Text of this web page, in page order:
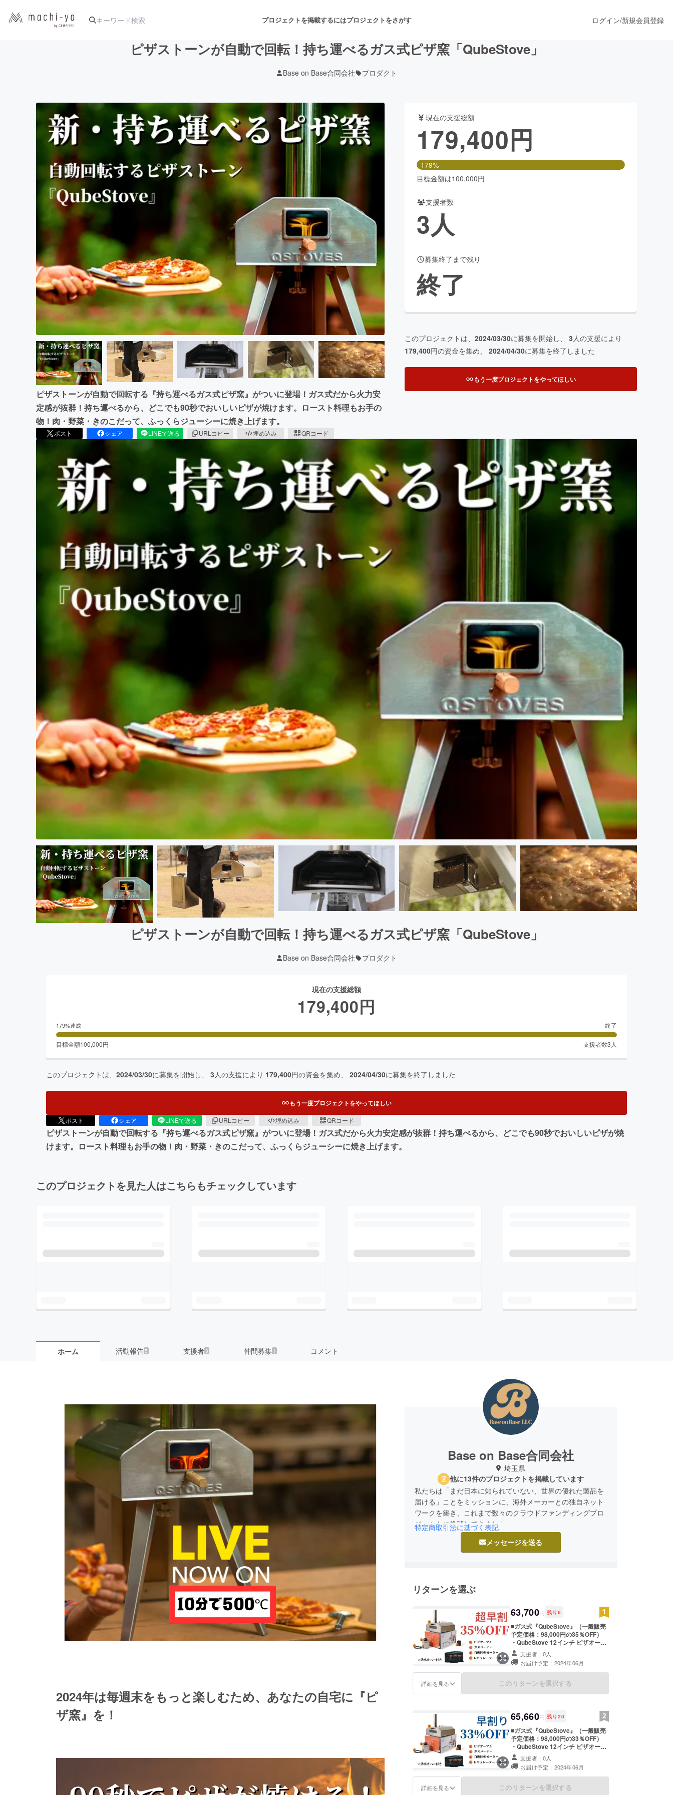
プロジェクトを掲載するにはプロジェクトをさがす
アート・写真 音楽 舞台・パフォーマンス
フード・飲食店 ファッション
映像・映画 書籍・雑誌出版
ビジネス・起業 チャレンジ ビューティー・ヘルスケア
まちづくり・地域活性化
CAMPFIRE for Social GoodCAMPFIRE Creation
CAMPFIREふるさと納税machi-ya コミュニティ
ログイン/新規会員登録
ピザストーンが自動で回転！持ち運べるガス式ピザ窯「QubeStove」
Base on Base合同会社 プロダクト
ピザストーンが自動で回転する『持ち運べるガス式ピザ窯』がついに登場！ガス式だから火力安
定感が抜群！持ち運べるから、どこでも90秒でおいしいピザが焼けます。ロースト料理もお手の
物！肉・野菜・きのこだって、ふっくらジューシーに焼き上げます。
ポスト シェア LINEで送る URLコピー 埋め込み QRコード
現在の支援総額
179,400円
179%
目標金額は100,000円
支援者数
3人
募集終了まで残り
終了
このプロジェクトは、 2024/03/30に募集を開始し、 3人の支援により
179,400円の資金を集め、 2024/04/30に募集を終了しました
もう一度プロジェクトをやってほしい
ピザストーンが自動で回転！持ち運べるガス式ピザ窯「QubeStove」
Base on Base合同会社 プロダクト
現在の支援総額
179,400円
179%達成 終了
目標金額100,000円 支援者数3 人
このプロジェクトは、 2024/03/30に募集を開始し、 3人の支援により 179,400円の資金を集め、 2024/04/30に募集を終了しました
もう一度プロジェクトをやってほしい
ポスト シェア LINEで送る URLコピー 埋め込み QRコード
ピザストーンが自動で回転する『持ち運べるガス式ピザ窯』がついに登場！ガス式だから火力安定感が抜群！持ち運べるから、どこでも90秒でおいしいピザが焼
けます。ロースト料理もお手の物！肉・野菜・きのこだって、ふっくらジューシーに焼き上げます。
このプロジェクトを見た人はこちらもチェックしています
ホーム 活動報告5 支援者3 仲間募集 1 コメント
2024年は毎週末をもっと楽しむため、あなたの自宅に 『ピ
ザ窯』を！
Base on Base合同会社
埼玉県
他に13件のプロジェクトを掲載しています
私たちは「まだ日本に知られていない、世界の優れた製品を
届ける」ことをミッションに、海外メーカーとの独自ネット
ワークを築き、これまで数々のクラウドファンディングプロ
ジェクトに挑戦してきました。
これまでに手がけたプロジェクトでは、累計1億円以上の支
実際に使い込み、「これは本当に便利だ」と実感できたもの
だけを日本に紹介しています。
「使った人の毎日が変わる」体験を届けたい。
そんな想いで、ひとつひとつのプロジェクトに取り組んでい
応援してくださる皆さまとのご縁を、心から楽しみにしてい
特定商取引法に基づく表記
メッセージを送る
リターンを選ぶ
63,700円 残り 6
■ガス式『QubeStove』（一般販売
予定価格：98,000円の35％OFF）
・QubeStove 12インチ ピザオーブ
ン ・QubeStoveガスバーナー ・自
動回転モーター ・ガスレギュレー
ター、ホース ・持ち運び用防水カ
バー ・QubeStoveマニュアル ※燃料
のガスはリターンに含まれませんの
料込みの価格です。
支援者：0人
お届け予定：2024年06月
詳細を見る このリターンを選択する
65,660円 残り 20
■ガス式『QubeStove』（一般販売
予定価格：98,000円の33％OFF）
・QubeStove 12インチ ピザオーブ
ン ・QubeStoveガスバーナー ・自
動回転モーター ・ガスレギュレー
ター、ホース ・持ち運び用防水カ
バー ・QubeStoveマニュアル ※燃料
のガスはリターンに含まれませんの
支援者：0人
お届け予定：2024年06月
詳細を見る このリターンを選択する